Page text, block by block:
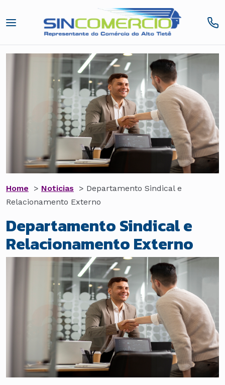
Home > Noticias > Departamento Sindical e
Relacionamento Externo
Departamento Sindical e
Relacionamento Externo